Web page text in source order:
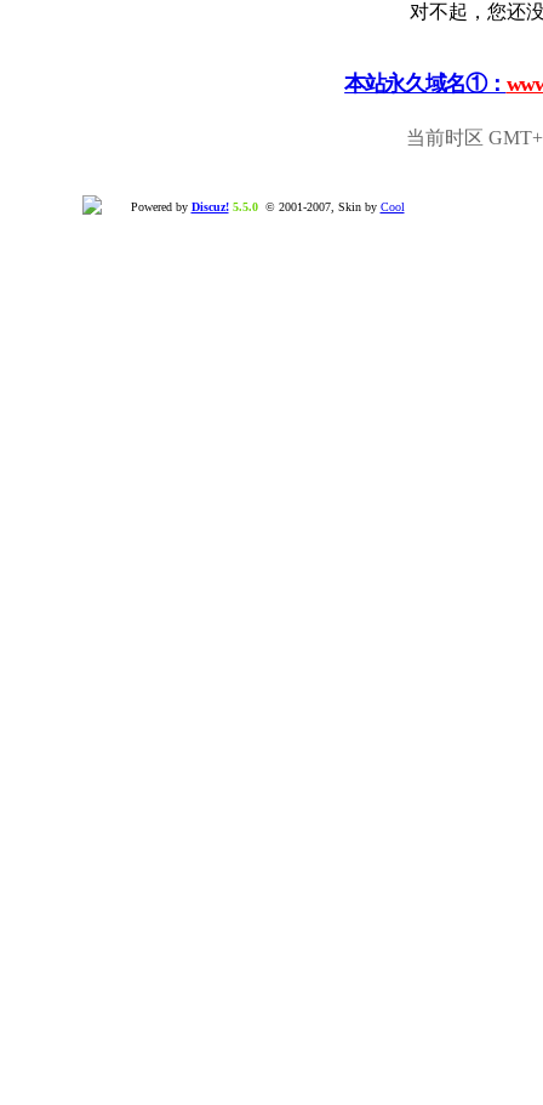
对不起，您还
本站永久域名①：
当前时区
Powered by Discuz! 5.5.0© 2001-2007, Skin by Cool